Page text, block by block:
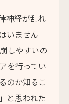
神経が乱れ
いません
しやすいの
を行ってい
のか知るこ
と思われた